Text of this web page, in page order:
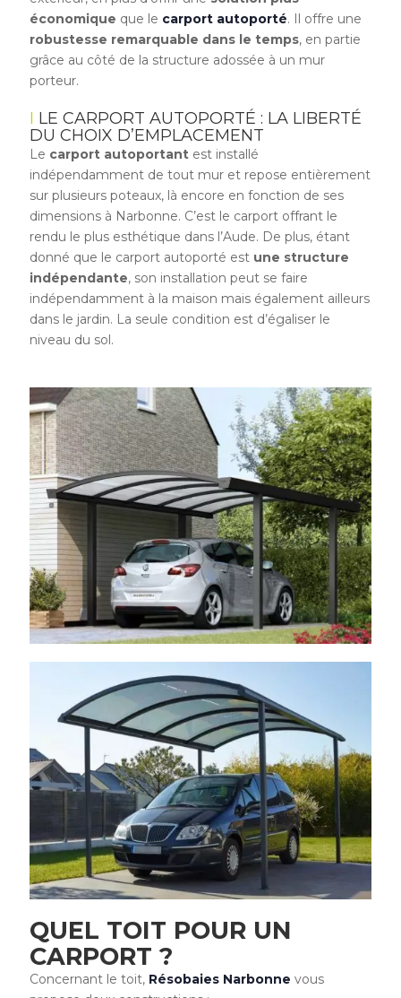
économique que le carport autoporté. Il offre une
robustesse remarquable dans le temps, en partie
grâce au côté de la structure adossée à un mur
porteur.
LE CARPORT AUTOPORTÉ : LA LIBERTÉ
DU CHOIX D’EMPLACEMENT
Le carport autoportant est installé
indépendamment de tout mur et repose entièrement
sur plusieurs poteaux, là encore en fonction de ses
dimensions à Narbonne. C’est le carport offrant le
rendu le plus esthétique dans l’Aude. De plus, étant
donné que le carport autoporté est une structure
indépendante, son installation peut se faire
indépendamment à la maison mais également ailleurs
dans le jardin. La seule condition est d’égaliser le
niveau du sol.
QUEL TOIT POUR UN
CARPORT ?
Concernant le toit, Résobaies Narbonne vous